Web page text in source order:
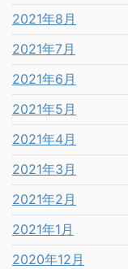
2021年8月
2021年7月
2021年6月
2021年5月
2021年4月
2021年3月
2021年2月
2021年1月
2020年12月